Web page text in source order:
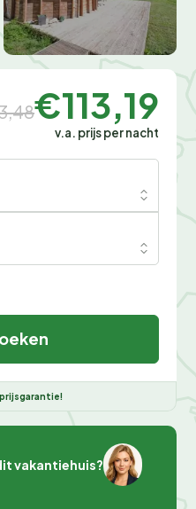
€113,19
v.a. prijs per nacht
vakantiehuis?